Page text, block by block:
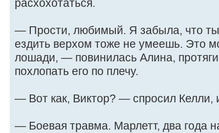
расхохотаться.
— Прости, любимый. Я забыла, что
ездить верхом тоже не умеешь. Это
лошади, — повинилась Алина,
похлопать его по плечу.
— Вот как, Виктор? — спросил Келли,
— Боевая травма. Марлетт, два года